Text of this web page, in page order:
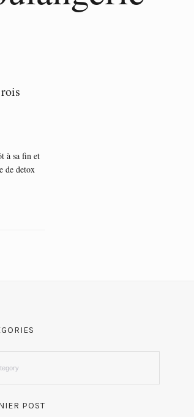
à sa fin et
de detox
POST